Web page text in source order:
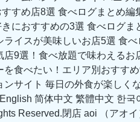
すめ店8選 食べログまとめ編
におすすめの3選 食べログま
イスが美味しいお店5選 食べ
9選！食べ放題で味わえるお
食べたい！エリア別おすす
サイト 毎日の外食が楽しく
简体中文 繁體中文 한국
Reserved.閉店 aoi （アオ